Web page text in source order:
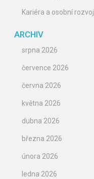
Kariéra a osobní rozvoj
ARCHIV
srpna 2026
července 2026
června 2026
května 2026
dubna 2026
března 2026
února 2026
ledna 2026